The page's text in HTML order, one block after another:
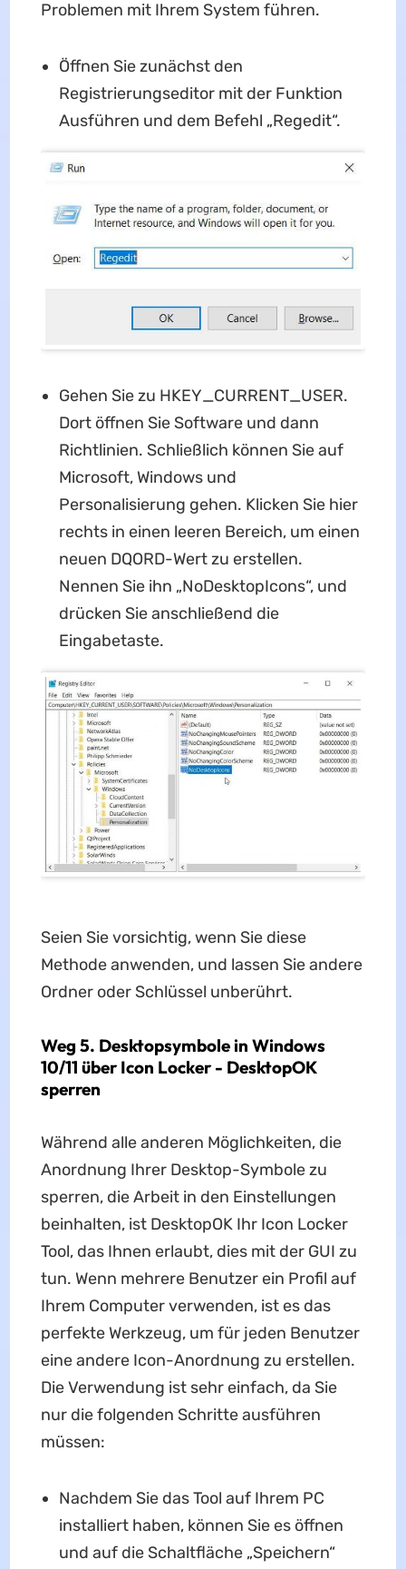
Problemen mit Ihrem System führen.
Öffnen Sie zunächst den
Registrierungseditor mit der Funktion
Ausführen und dem Befehl „Regedit“.
Gehen Sie zu HKEY_CURRENT_USER.
Dort öffnen Sie Software und dann
Richtlinien. Schließlich können Sie auf
Microsoft, Windows und
Personalisierung gehen. Klicken Sie hier
rechts in einen leeren Bereich, um einen
neuen DQORD-Wert zu erstellen.
Nennen Sie ihn „NoDesktopIcons“, und
drücken Sie anschließend die
Eingabetaste.
Seien Sie vorsichtig, wenn Sie diese
Methode anwenden, und lassen Sie andere
Ordner oder Schlüssel unberührt.
Weg 5. Desktopsymbole in Windows
10/11 über Icon Locker - DesktopOK
sperren
Während alle anderen Möglichkeiten, die
Anordnung Ihrer Desktop-Symbole zu
sperren, die Arbeit in den Einstellungen
beinhalten, ist DesktopOK Ihr Icon Locker
Tool, das Ihnen erlaubt, dies mit der GUI zu
tun. Wenn mehrere Benutzer ein Profil auf
Ihrem Computer verwenden, ist es das
perfekte Werkzeug, um für jeden Benutzer
eine andere Icon-Anordnung zu erstellen.
Die Verwendung ist sehr einfach, da Sie
nur die folgenden Schritte ausführen
müssen:
Nachdem Sie das Tool auf Ihrem PC
installiert haben, können Sie es öffnen
und auf die Schaltfläche „Speichern“